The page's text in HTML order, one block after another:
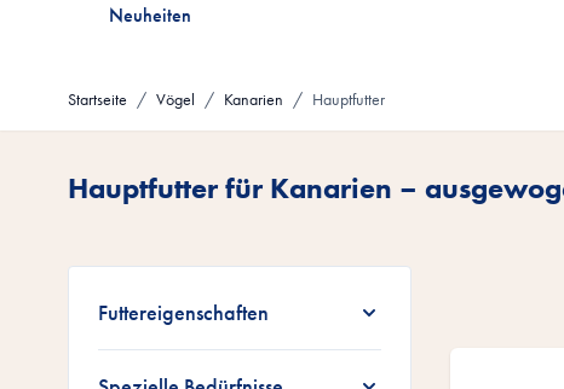
Neuheiten
Startseite / Vögel / Kanarien / Hauptfutter
Hauptfutter für Kanarien –
Zur Produktliste springen
Futtereigenschaften